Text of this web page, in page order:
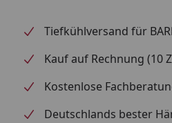
Tiefkühlversand für
Kauf auf Rechnung (10
Kostenlose
Deutschlands bester